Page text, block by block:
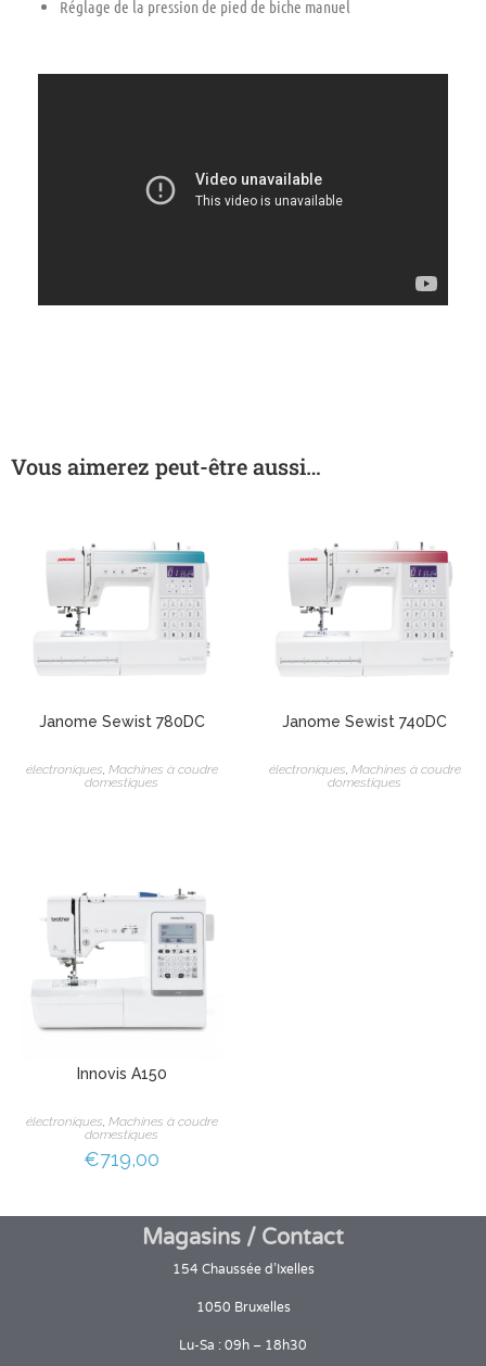
Réglage de la pression de pied de biche manuel
Vous aimerez peut-être aussi…
Janome Sewist 780DC
électroniques, Machines à coudre
domestiques
Janome Sewist 740DC
électroniques, Machines à coudre
domestiques
Innovis A150
électroniques, Machines à coudre
domestiques
€719,00
Magasins / Contact
154 Chaussée d’Ixelles
1050 Bruxelles
Lu-Sa : 09h – 18h30